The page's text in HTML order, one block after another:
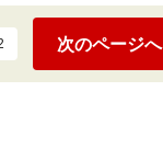
次のページへ